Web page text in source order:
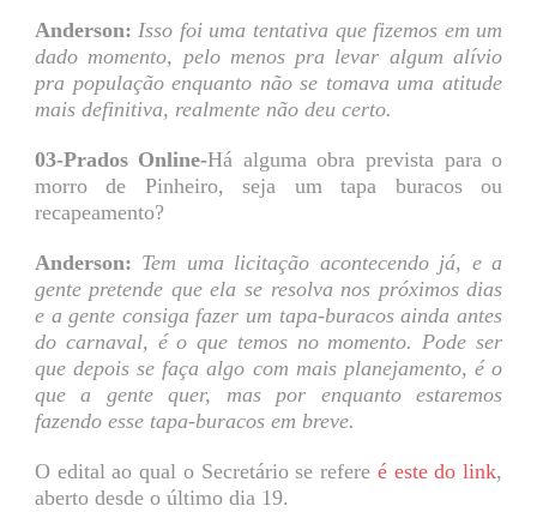
Anderson: Isso foi uma tentativa que fizemos em um
dado momento, pelo menos pra levar algum alívio
pra população enquanto não se tomava uma atitude
mais definitiva, realmente não deu certo.
03-Prados Online-Há alguma obra prevista para o
morro de Pinheiro, seja um tapa buracos ou
recapeamento?
Anderson: Tem uma licitação acontecendo já, e a
gente pretende que ela se resolva nos próximos dias
e a gente consiga fazer um tapa-buracos ainda antes
do carnaval, é o que temos no momento. Pode ser
que depois se faça algo com mais planejamento, é o
que a gente quer, mas por enquanto estaremos
fazendo esse tapa-buracos em breve.
O edital ao qual o Secretário se refere é este do link,
aberto desde o último dia 19.